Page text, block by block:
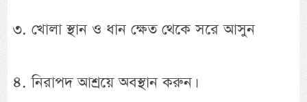
৩. খোলা স্থান ও ধান ক্ষেত থেকে সরে আসুন
৪. নিরাপদ আশ্রয়ে অবস্থান করুন।